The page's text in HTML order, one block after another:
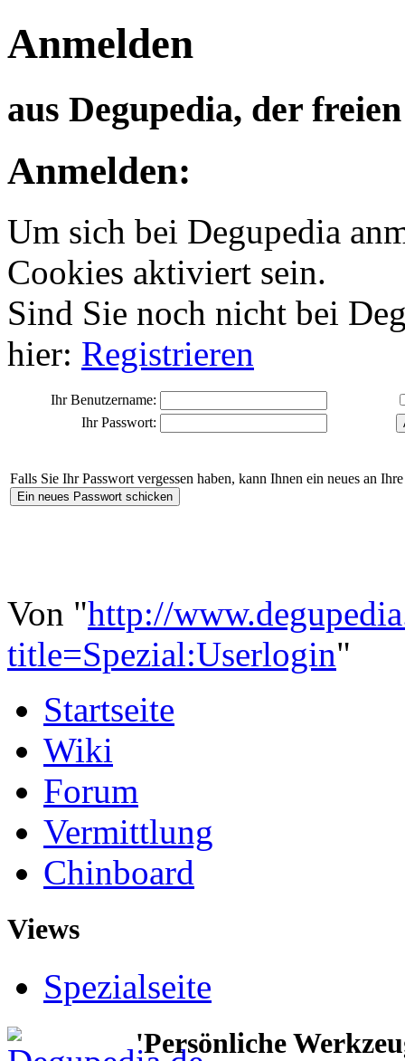
Anmelden
aus Degupedia, der
Anmelden:
Um sich bei Degupedia
Cookies aktiviert sein.
Sind Sie noch nicht bei
hier: Registrieren
Ihr Benutzername:
Ihr Passwort:
Falls Sie Ihr Passwort vergessen haben, kann Ihnen ein neues an
Von "http://
title=Spezial:Userlogin"
Startseite
Wiki
Forum
Vermittlung
Chinboard
Views
Spezialseite
'Persönliche